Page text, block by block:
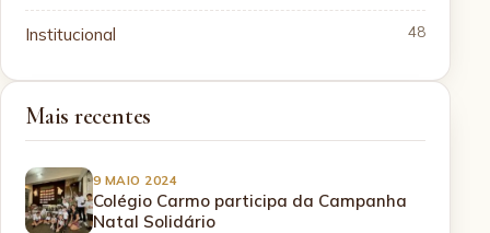
Institucional 48
Mais recentes
9 MAIO 2024
Colégio Carmo participa da Campanha
Natal Solidário